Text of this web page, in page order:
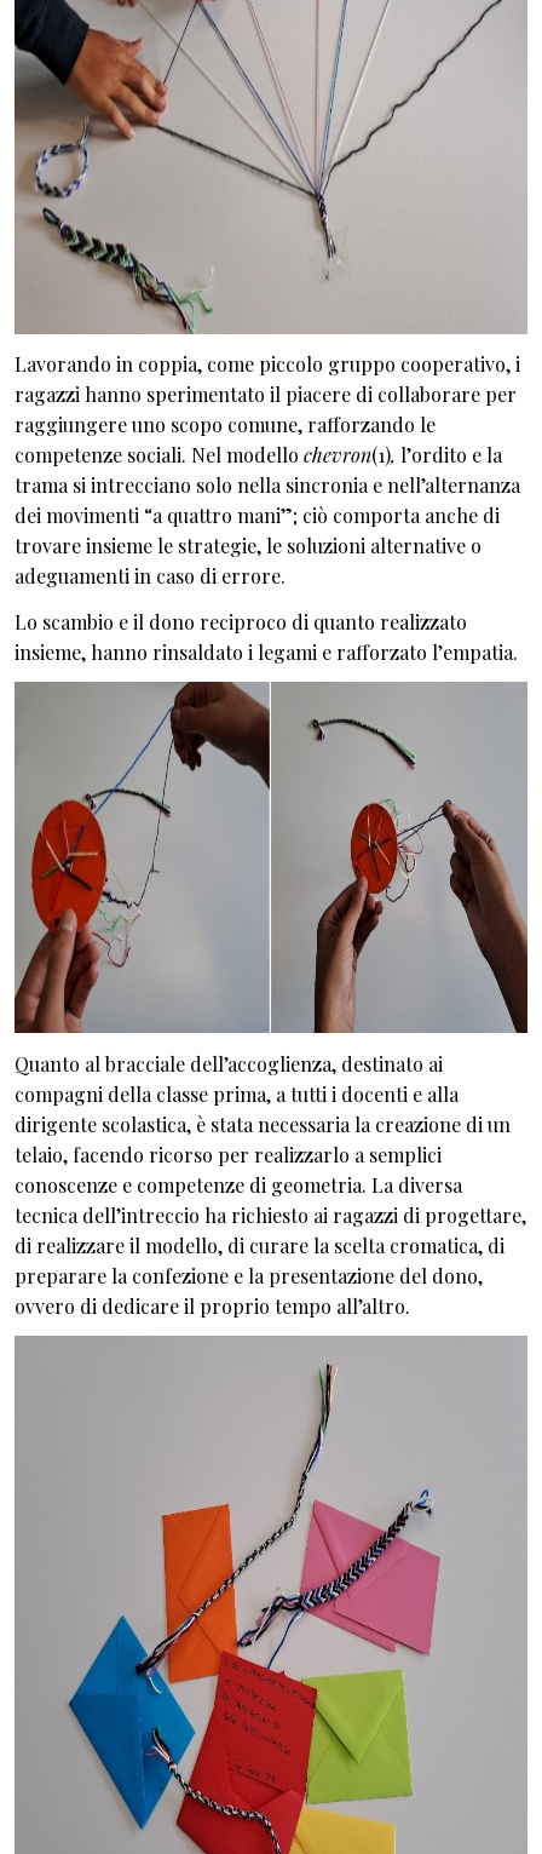
Lavorando in coppia, come piccolo gruppo cooperativo, i
ragazzi hanno sperimentato il piacere di collaborare per
raggiungere uno scopo comune, rafforzando le
competenze sociali. Nel modello chevron(1), l’ordito e la
trama si intrecciano solo nella sincronia e nell’alternanza
dei movimenti “a quattro mani”; ciò comporta anche di
trovare insieme le strategie, le soluzioni alternative o
adeguamenti in caso di errore.
Lo scambio e il dono reciproco di quanto realizzato
insieme, hanno rinsaldato i legami e rafforzato l’empatia.
Quanto al bracciale dell’accoglienza, destinato ai
compagni della classe prima, a tutti i docenti e alla
dirigente scolastica, è stata necessaria la creazione di un
telaio, facendo ricorso per realizzarlo a semplici
conoscenze e competenze di geometria. La diversa
tecnica dell’intreccio ha richiesto ai ragazzi di progettare,
di realizzare il modello, di curare la scelta cromatica, di
preparare la confezione e la presentazione del dono,
ovvero di dedicare il proprio tempo all’altro.